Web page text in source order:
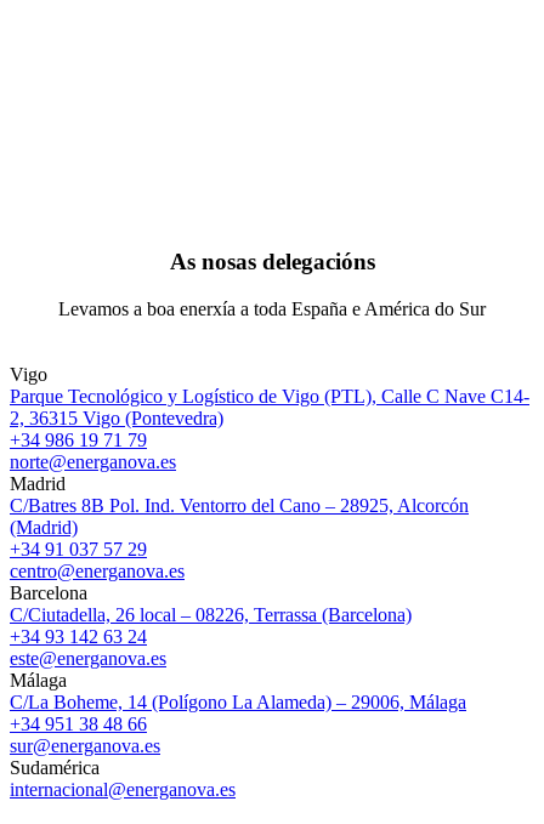
As nosas delegacións
Levamos a boa enerxía a toda España e América do Sur
Vigo
Parque Tecnológico y Logístico de Vigo (PTL), Calle C Nave C14-
2, 36315 Vigo (Pontevedra)
+34 986 19 71 79
norte@energanova.es
Madrid
C/Batres 8B Pol. Ind. Ventorro del Cano – 28925, Alcorcón
(Madrid)
+34 91 037 57 29
centro@energanova.es
Barcelona
C/Ciutadella, 26 local – 08226, Terrassa (Barcelona)
+34 93 142 63 24
este@energanova.es
Málaga
C/La Boheme, 14 (Polígono La Alameda) – 29006, Málaga
+34 951 38 48 66
sur@energanova.es
Sudamérica
internacional@energanova.es